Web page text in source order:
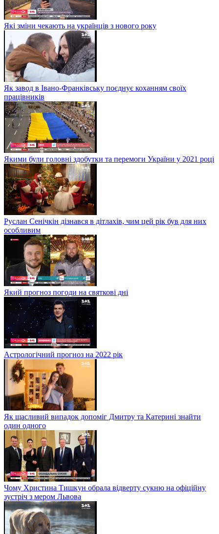
Які зміни чекають на українців з нового року
Як завод в Івано-Франківську поєднує коханням своїх
працівників
Якими були головні здобутки та перемоги України у 2021 році
Руслан Сенічкін дізнався в дітлахів, чим цей рік був для них
особливим
Який прогноз погоди на святкові дні
Астрологічний прогноз на 2022 рік
Як щасливий випадок допоміг Дмитру та Катерині знайти
один одного
Чому Христина Тишкун обрала відверту сукню на офіційну
зустріч з мером Львова